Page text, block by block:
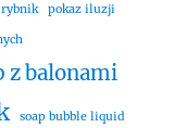
rybnik pokaz iluzji
z balonami
soap bubble liquid